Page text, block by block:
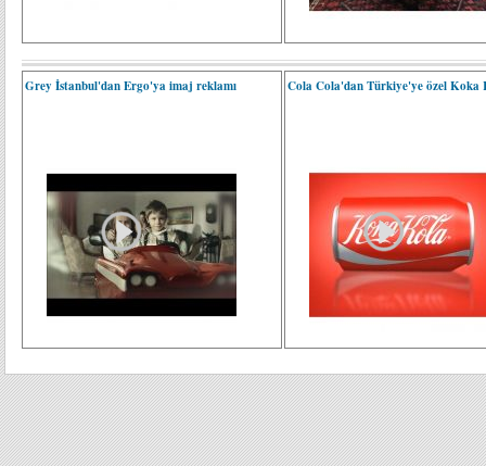
Grey İstanbul'dan Ergo'ya imaj reklamı Cola Cola'dan Türkiye'ye özel Koka